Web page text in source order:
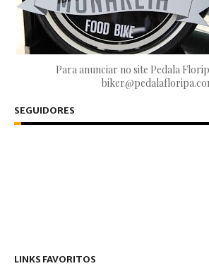
Para anunciar no site Pedala
SEGUIDORES
LINKS FAVORITOS